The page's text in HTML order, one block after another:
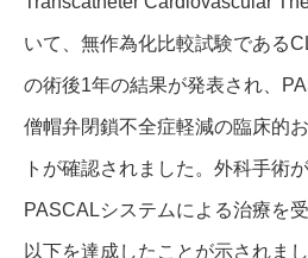
いて、無作為化比較試験である
の術後1年の結果が発表され、
僧帽弁閉鎖不全症軽減の臨床的
トが確認されました。外科手術
PASCALシステムによる治療を
以下を達成したことが示されまし